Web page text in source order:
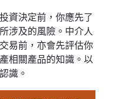
資決定前，你應先了
涉及的風險。中介人
易前，亦會先評估你
相關產品的知識。以
識。